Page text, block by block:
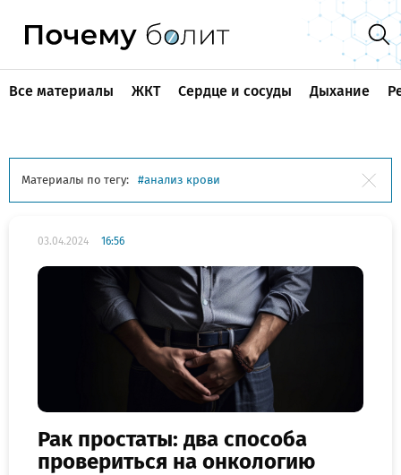
Все материалы ЖКТ Сердце и сосуды Дыхание
Материалы по тегу: анализ крови
03.04.2024 16:56
Рак простаты: два способа
провериться на онкологию